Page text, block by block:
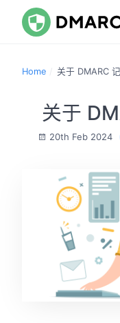
Home 关于 DMARC
关于
20th Feb 2024